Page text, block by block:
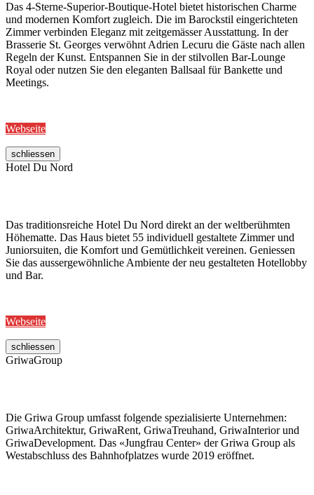
Das 4-Sterne-Superior-Boutique-Hotel bietet historischen Charme
und modernen Komfort zugleich. Die im Barockstil eingerichteten
Zimmer verbinden Eleganz mit zeitgemässer Ausstattung. In der
Brasserie St. Georges verwöhnt Adrien Lecuru die Gäste nach allen
Regeln der Kunst. Entspannen Sie in der stilvollen Bar-Lounge
Royal oder nutzen Sie den eleganten Ballsaal für Bankette und
Meetings.
Webseite
schliessen
Hotel Du Nord
Das traditionsreiche Hotel Du Nord direkt an der weltberühmten
Höhematte. Das Haus bietet 55 individuell gestaltete Zimmer und
Juniorsuiten, die Komfort und Gemütlichkeit vereinen. Geniessen
Sie das aussergewöhnliche Ambiente der neu gestalteten Hotellobby
und Bar.
Webseite
schliessen
GriwaGroup
Die Griwa Group umfasst folgende spezialisierte Unternehmen:
GriwaArchitektur, GriwaRent, GriwaTreuhand, GriwaInterior und
GriwaDevelopment. Das «Jungfrau Center» der Griwa Group als
Westabschluss des Bahnhofplatzes wurde 2019 eröffnet.